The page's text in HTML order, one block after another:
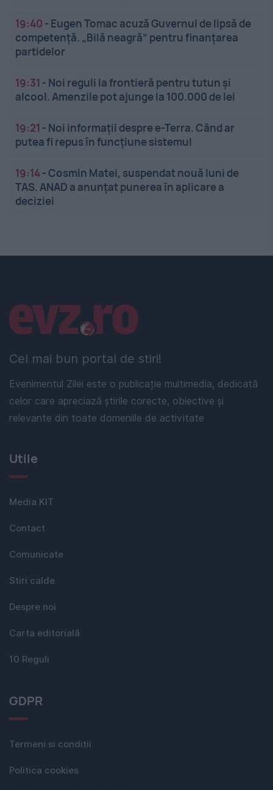
19:40 - Eugen Tomac acuză Guvernul de lipsă de
competență. „Bilă neagră” pentru finanțarea
partidelor
19:31 - Noi reguli la frontieră pentru tutun și
alcool. Amenzile pot ajunge la 100.000 de lei
19:21 - Noi informații despre e-Terra. Când ar
putea fi repus în funcțiune sistemul
19:14-Cosmin Matei, suspendat nouă luni de
TAS. ANAD a anunțat punerea în aplicare a
deciziei
Cel mai bun portal de stiri!
Evenimentul Zilei este o publicație multimedia, dedicată
celor care apreciază știrile corecte, obiective și
relevante din toate domeniile de activitate
Linkuri utile
Utile
Media KIT
Contact
Comunicate
Stiri calde
Despre noi
Carta editorială
10 Reguli
GDPR
Termeni si conditii
Politica cookies